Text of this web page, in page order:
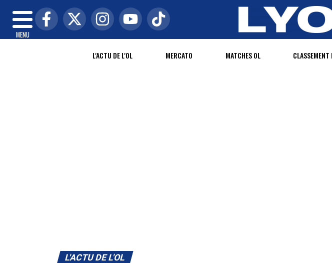
MENU
L'ACTU DE L'OL MERCATO MATCHES OL CLASSEMENT
L'ACTU DE L'OL